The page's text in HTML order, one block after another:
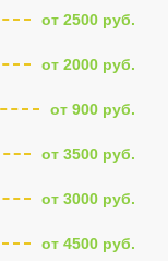
от 2500 руб.
от 2000 руб.
от 900 руб.
от 3500 руб.
от 3000 руб.
от 4500 руб.